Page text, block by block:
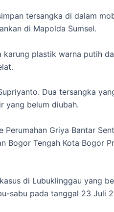
tersangka di dalam
di Mapolda Sumsel.
plastik warna putih
Dua tersangka
yang belum diubah.
Perumahan Griya Bantar
Bogor Tengah Kota Bogor
di Lubuklinggau yang
sabu pada tanggal 23 Juli